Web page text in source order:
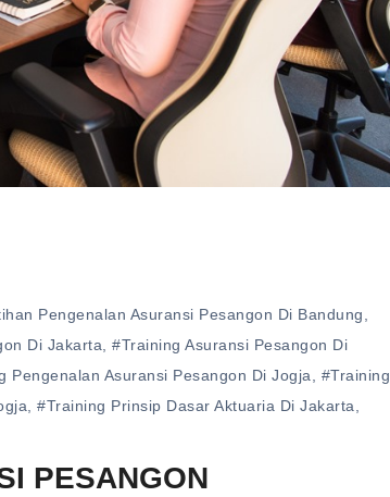
Pengenalan Asuransi Pesangon Di Bandung
Di Jakarta
#training Asuransi Pesangon Di
Pengenalan Asuransi Pesangon Di Jogja
#training
#training Prinsip Dasar Aktuaria Di Jakarta
PESANGON